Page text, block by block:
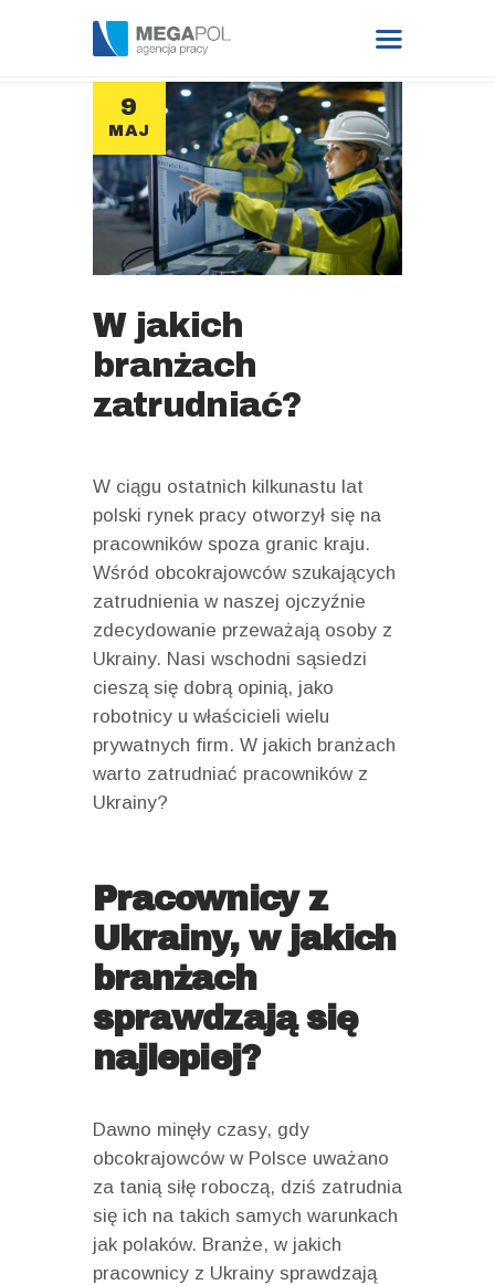
DATA BASE
FOR EMPLOYER
BLOG
FOR CANDIDATE
JOB OFFERS
CONTACT
9
MAJ
W jakich
branżach
zatrudniać?
W ciągu ostatnich kilkunastu lat
polski rynek pracy otworzył się na
pracowników spoza granic kraju.
Wśród obcokrajowców szukających
zatrudnienia w naszej ojczyźnie
zdecydowanie przeważają osoby z
Ukrainy. Nasi wschodni sąsiedzi
cieszą się dobrą opinią, jako
robotnicy u właścicieli wielu
prywatnych firm. W jakich branżach
warto zatrudniać pracowników z
Ukrainy?
Pracownicy z
Ukrainy, w jakich
branżach
sprawdzają się
najlepiej?
Dawno minęły czasy, gdy
obcokrajowców w Polsce uważano
za tanią siłę roboczą, dziś zatrudnia
się ich na takich samych warunkach
jak polaków. Branże, w jakich
pracownicy z Ukrainy sprawdzają
9
MAJ
9
MAJ
9
MAJ